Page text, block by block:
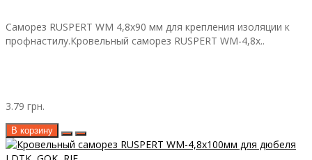
Саморез RUSPERT WM 4,8х90 мм для крепления изоляции к
профнастилу.Кровельный саморез RUSPERT WM-4,8х..
3.79 грн.
В корзину